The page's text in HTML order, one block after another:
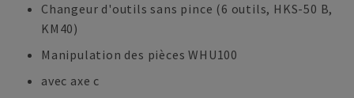
Changeur d'outils sans pince (6 outils, HKS-50 B,
KM40)
Manipulation des pièces WHU100
avec axe c